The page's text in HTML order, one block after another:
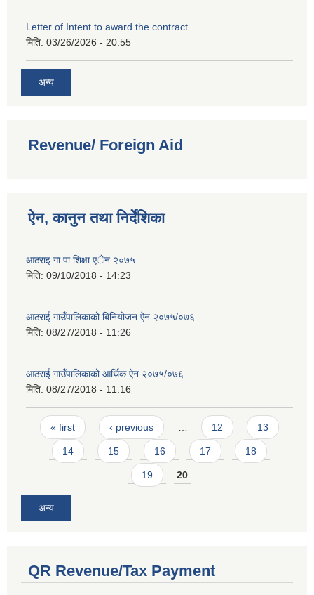
Letter of Intent to award the contract
मिति: 03/26/2026 - 20:55
अन्य
Revenue/ Foreign Aid
ऐन, कानुन तथा निर्देशिका
आठराइ गा पा शिक्षा एेन २०७५
मिति: 09/10/2018 - 14:23
आठराई गाउँपालिकाको बिनियोजन ऐन २०७५/०७६
मिति: 08/27/2018 - 11:26
आठराई गाउँपालिकाको आर्थिक ऐन २०७५/०७६
मिति: 08/27/2018 - 11:16
Pages
« first ‹ previous … 12 13
14 15 16 17 18
19 20
अन्य
QR Revenue/Tax Payment